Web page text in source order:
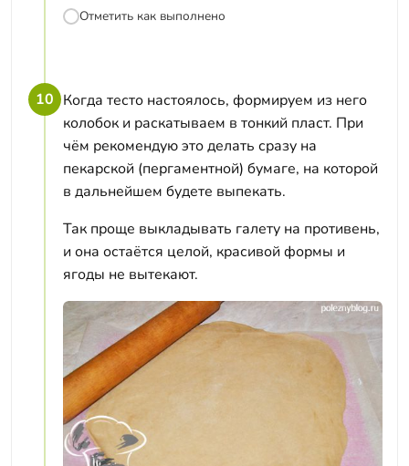
Отметить как выполнено
10 Когда тесто настоялось, формируем из него
колобок и раскатываем в тонкий пласт. При
чём рекомендую это делать сразу на
пекарской (пергаментной) бумаге, на которой
в дальнейшем будете выпекать.
Так проще выкладывать галету на противень,
и она остаётся целой, красивой формы и
ягоды не вытекают.